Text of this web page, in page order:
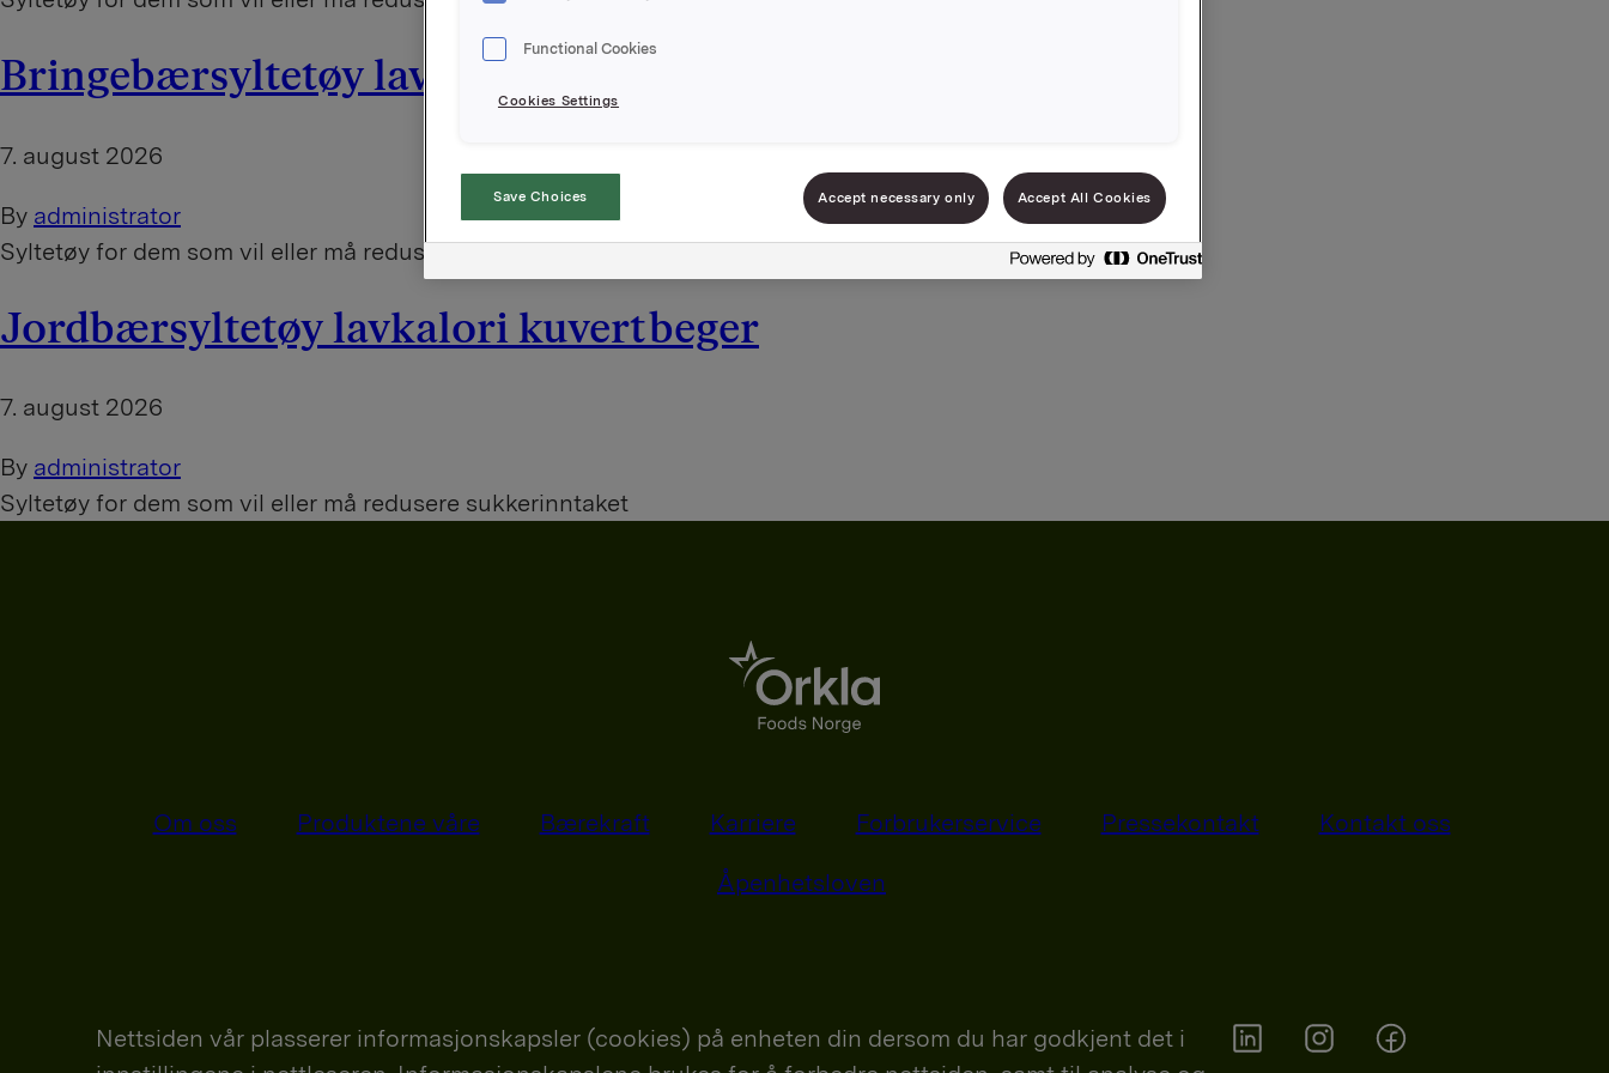
Bringebærsyltetøy lavkalori kuvertbeger
7. august 2026
By administrator
Syltetøy for dem som vil eller må redusere sukkerinntaket
Jordbærsyltetøy lavkalori kuvertbeger
7. august 2026
By administrator
Syltetøy for dem som vil eller må redusere sukkerinntaket
Om oss Produktene våre Bærekraft Karriere Forbrukerservice Pressekontakt Kontakt oss
Åpenhetsloven
Nettsiden vår plasserer informasjonskapsler (cookies) på enheten din dersom du har godkjent det i
Functional Cookies
Cookies Settings
Save Choices Accept necessary only Accept All Cookies